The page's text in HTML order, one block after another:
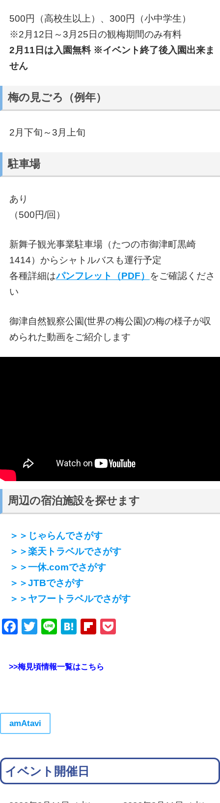
500円（高校生以上）、300円（小中学生）
※2月12日～3月25日の観梅期間のみ有料
2月11日は入園無料 ※イベント終了後入園出来ま
せん
梅の見ごろ（例年）
2月下旬～3月上旬
駐車場
あり
（500円/回）
新舞子観光事業駐車場（たつの市御津町黒崎
1414）からシャトルバスも運行予定
各種詳細はパンフレット（PDF）
をご確認くださ
い
御津自然観察公園(世界の梅公園)の梅の様子が収
められた動画をご紹介します
周辺の宿泊施設を探せます
＞＞じゃらんでさがす
＞＞楽天トラベルでさがす
＞＞一休.comでさがす
＞＞JTBでさがす
＞＞ヤフートラベルでさがす
Facebook
Twitter
LineHatenaFlipboard
>>梅見頃情報一覧はこちら
amAtavi
イベント開催日